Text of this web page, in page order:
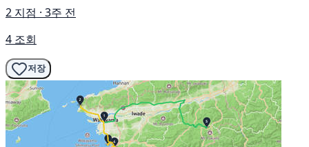
2 지점 · 3주 전
4 조회
저장